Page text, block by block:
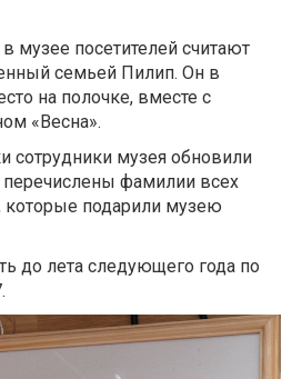
посетителей считают
семьей Пилип. Он в
на полочке, вместе с
«Весна».
сотрудники музея обновили
перечислены фамилии всех
подарили музею
до лета следующего года по